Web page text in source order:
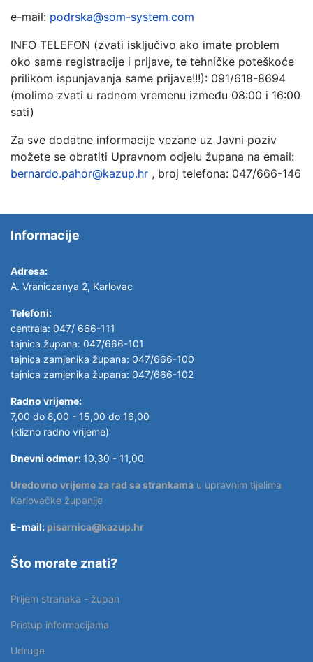
e-mail: podrska@som-system.com
INFO TELEFON (zvati isključivo ako imate problem
oko same registracije i prijave, te tehničke poteškoće
prilikom ispunjavanja same prijave!!!): 091/618-8694
(molimo zvati u radnom vremenu između 08:00 i 16:00
sati)
Za sve dodatne informacije vezane uz Javni poziv
možete se obratiti Upravnom odjelu župana na email:
bernardo.pahor@kazup.hr , broj telefona: 047/666-146
Informacije
Adresa:
A. Vraniczanya 2, Karlovac
Telefoni:
centrala: 047/ 666-111
tajnica župana: 047/666-101
tajnica zamjenika župana: 047/666-100
tajnica zamjenika župana: 047/666-102
Radno vrijeme:
7,00 do 8,00 - 15,00 do 16,00
(klizno radno vrijeme)
Dnevni odmor: 10,30 - 11,00
Uredovno vrijeme za rad sa strankama u upravnim tijelima
Karlovačke županije
E-mail: pisarnica@kazup.hr
Što morate znati?
Prijem stranaka - župan
Pristup informacijama
Udruge